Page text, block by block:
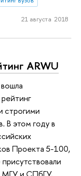
21 августа 2018
ARWU
строгими
В этом году в
Проекта 5-100,
МГУ и СПбГУ.